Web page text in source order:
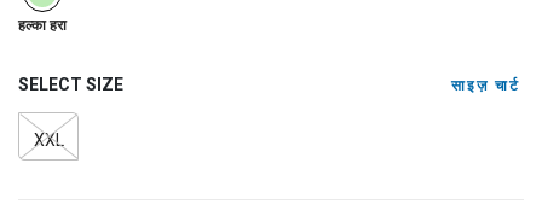
हल्का हरा
SELECT SIZE साइज़ चार्ट
XXL